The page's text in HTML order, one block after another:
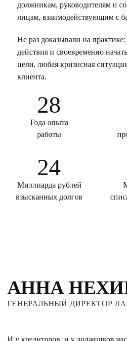
должникам, руководителям и
лицам, взаимодействующим с
Не раз доказывали на
действия и своевременно
цели, любая кризисная
клиента.
28
Года опыта
работы
24
Миллиарда рублей
взысканных долгов
АННА
ГЕНЕРАЛЬНЫЙ ДИРЕКТОР
И у кредиторов, и у должников